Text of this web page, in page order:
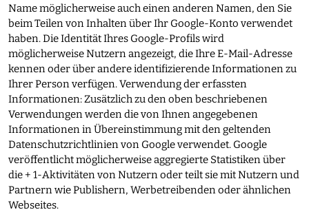
Name möglicherweise auch einen anderen Namen, den Sie
beim Teilen von Inhalten über Ihr Google-Konto verwendet
haben. Die Identität Ihres Google-Profils wird
möglicherweise Nutzern angezeigt, die Ihre E-Mail-Adresse
kennen oder über andere identifizierende Informationen zu
Ihrer Person verfügen. Verwendung der erfassten
Informationen: Zusätzlich zu den oben beschriebenen
Verwendungen werden die von Ihnen angegebenen
Informationen in Übereinstimmung mit den geltenden
Datenschutzrichtlinien von Google verwendet. Google
veröffentlicht möglicherweise aggregierte Statistiken über
die + 1-Aktivitäten von Nutzern oder teilt sie mit Nutzern und
Partnern wie Publishern, Werbetreibenden oder ähnlichen
Webseites.